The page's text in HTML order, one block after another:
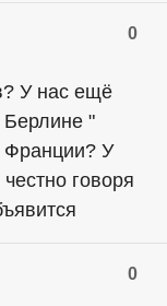
0
У нас ещё
Берлине "
Франции? У
говоря
0